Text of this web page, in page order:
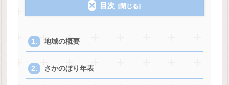
目次
地域の概要
さかのぼり年表